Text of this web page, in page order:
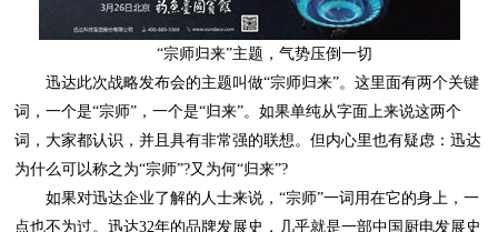
“宗师归来”主题，气势压倒一切
为什么可以称之为“宗师”?又为何“归来”?